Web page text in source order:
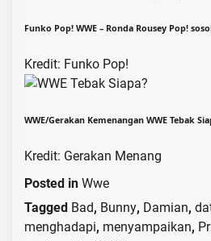
Funko Pop! WWE – Ronda Rousey Pop!
Kredit: Funko Pop!
WWE/Gerakan Kemenangan WWE Tebak
Kredit: Gerakan Menang
Posted in Wwe
Tagged Bad, Bunny, Damian,
menghadapi, menyampaikan,